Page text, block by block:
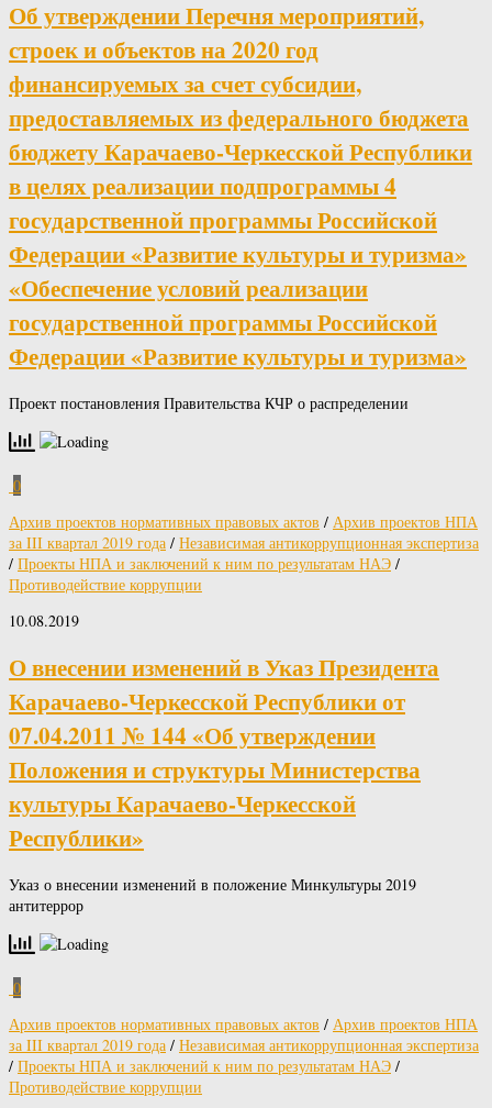
Об утверждении Перечня мероприятий,
строек и объектов на 2020 год
финансируемых за счет субсидии,
предоставляемых из федерального бюджета
бюджету Карачаево-Черкесской Республики
в целях реализации подпрограммы 4
государственной программы Российской
Федерации «Развитие культуры и туризма»
«Обеспечение условий реализации
государственной программы Российской
Федерации «Развитие культуры и туризма»
Проект постановления Правительства КЧР о распределении
0
Архив проектов нормативных правовых актов / Архив проектов НПА
за III квартал 2019 года / Независимая антикоррупционная экспертиза
/ Проекты НПА и заключений к ним по результатам НАЭ /
Противодействие коррупции
10.08.2019
О внесении изменений в Указ Президента
Карачаево-Черкесской Республики от
07.04.2011 № 144 «Об утверждении
Положения и структуры Министерства
культуры Карачаево-Черкесской
Республики»
Указ о внесении изменений в положение Минкультуры 2019
антитеррор
0
Архив проектов нормативных правовых актов / Архив проектов НПА
за III квартал 2019 года / Независимая антикоррупционная экспертиза
/ Проекты НПА и заключений к ним по результатам НАЭ /
Противодействие коррупции